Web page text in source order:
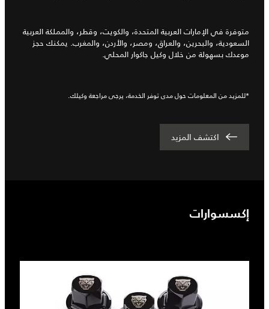
متوفرة في الإمارات العربية المتحدة، والكويت، وقطر، والمملكة العربية
السعودية، والبحرين، والعراق، ومصر، والأردن، والمغرب. يمكنك حجز
موعدك بسهولة من خلال وكيل جاكوار المحلي.
*للمزيد من المعلومات حول مدى توفر الخدمة، يرجى مراجعة وكيلك.
اكتشف المزيد
إكسسوارات